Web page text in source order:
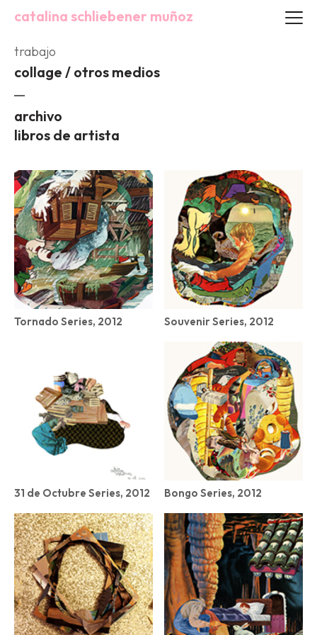
catalina schliebener muñoz
trabajo
collage / otros medios
archivo
libros de artista
Tornado Series, 2012 Souvenir Series, 2012
31 de Octubre Series, 2012 Bongo Series, 2012